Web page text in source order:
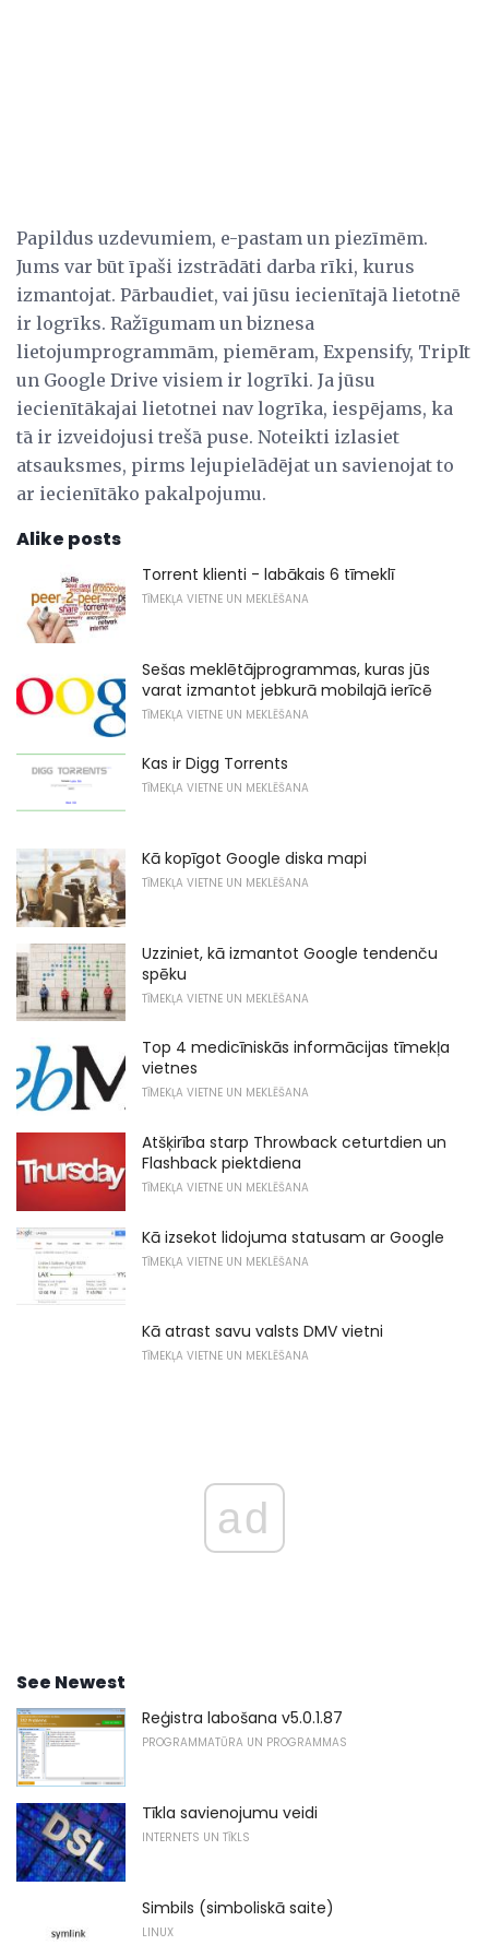
Papildus uzdevumiem, e-pastam un piezīmēm.
Jums var būt īpaši izstrādāti darba rīki, kurus
izmantojat. Pārbaudiet, vai jūsu iecienītajā lietotnē
ir logrīks. Ražīgumam un biznesa
lietojumprogrammām, piemēram, Expensify, TripIt
un Google Drive visiem ir logrīki. Ja jūsu
iecienītākajai lietotnei nav logrīka, iespējams, ka
tā ir izveidojusi trešā puse. Noteikti izlasiet
atsauksmes, pirms lejupielādējat un savienojat to
ar iecienītāko pakalpojumu.
Alike posts
Torrent klienti - labākais 6 tīmeklī
TĪMEKĻA VIETNE UN MEKLĒŠANA
Sešas meklētājprogrammas, kuras jūs
varat izmantot jebkurā mobilajā ierīcē
TĪMEKĻA VIETNE UN MEKLĒŠANA
Kas ir Digg Torrents
TĪMEKĻA VIETNE UN MEKLĒŠANA
Kā kopīgot Google diska mapi
TĪMEKĻA VIETNE UN MEKLĒŠANA
Uzziniet, kā izmantot Google tendenču
spēku
TĪMEKĻA VIETNE UN MEKLĒŠANA
Top 4 medicīniskās informācijas tīmekļa
vietnes
TĪMEKĻA VIETNE UN MEKLĒŠANA
Atšķirība starp Throwback ceturtdien un
Flashback piektdiena
TĪMEKĻA VIETNE UN MEKLĒŠANA
Kā izsekot lidojuma statusam ar Google
TĪMEKĻA VIETNE UN MEKLĒŠANA
Kā atrast savu valsts DMV vietni
TĪMEKĻA VIETNE UN MEKLĒŠANA
ad
See Newest
Reģistra labošana v5.0.1.87
PROGRAMMATŪRA UN PROGRAMMAS
Tīkla savienojumu veidi
INTERNETS UN TĪKLS
Simbils (simboliskā saite)
LINUX